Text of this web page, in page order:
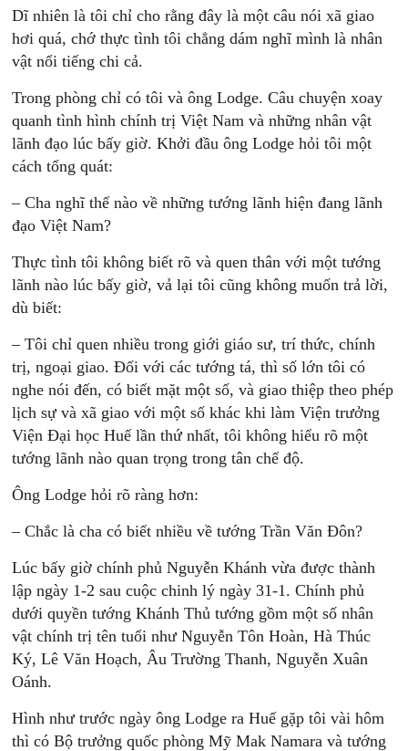
Dĩ nhiên là tôi chỉ cho rằng đây là một câu nói xã giao
hơi quá, chớ thực tình tôi chẳng dám nghĩ mình là nhân
vật nổi tiếng chi cả.
Trong phòng chỉ có tôi và ông Lodge. Câu chuyện xoay
quanh tình hình chính trị Việt Nam và những nhân vật
lãnh đạo lúc bấy giờ. Khởi đầu ông Lodge hỏi tôi một
cách tổng quát:
– Cha nghĩ thế nào về những tướng lãnh hiện đang lãnh
đạo Việt Nam?
Thực tình tôi không biết rõ và quen thân với một tướng
lãnh nào lúc bấy giờ, vả lại tôi cũng không muốn trả lời,
dù biết:
– Tôi chỉ quen nhiều trong giới giáo sư, trí thức, chính
trị, ngoại giao. Đối với các tướng tá, thì số lớn tôi có
nghe nói đến, có biết mặt một số, và giao thiệp theo phép
lịch sự và xã giao với một số khác khi làm Viện trưởng
Viện Đại học Huế lần thứ nhất, tôi không hiểu rõ một
tướng lãnh nào quan trọng trong tân chế độ.
Ông Lodge hỏi rõ ràng hơn:
– Chắc là cha có biết nhiều về tướng Trần Văn Đôn?
Lúc bấy giờ chính phủ Nguyễn Khánh vừa được thành
lập ngày 1-2 sau cuộc chinh lý ngày 31-1. Chính phủ
dưới quyền tướng Khánh Thủ tướng gồm một số nhân
vật chính trị tên tuổi như Nguyễn Tôn Hoàn, Hà Thúc
Ký, Lê Văn Hoạch, Âu Trường Thanh, Nguyễn Xuân
Oánh.
Hình như trước ngày ông Lodge ra Huế gặp tôi vài hôm
thì có Bộ trưởng quốc phòng Mỹ Mak Namara và tướng